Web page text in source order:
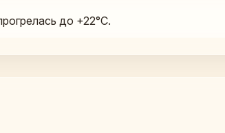
до +22°C.